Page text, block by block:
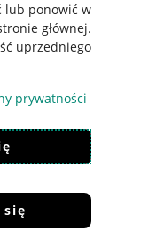
lub ponowić w
głównej.
uprzedniego
prywatności
się
regulaminu